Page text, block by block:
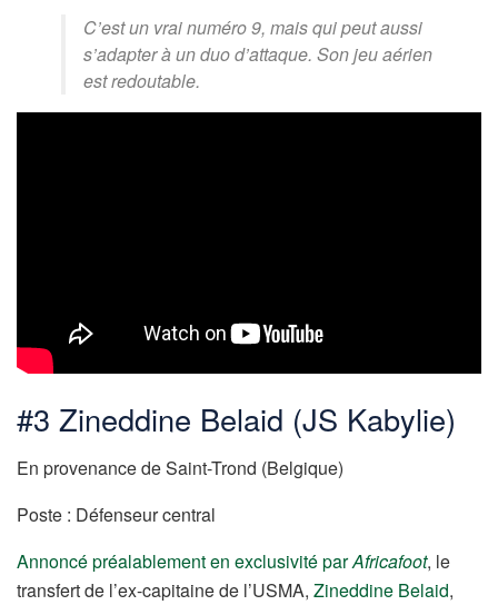
C’est un vrai numéro 9, mais qui peut aussi
s’adapter à un duo d’attaque. Son jeu aérien
est redoutable.
#3 Zineddine Belaid (JS Kabylie)
En provenance de Saint-Trond (Belgique)
Poste : Défenseur central
Annoncé préalablement en exclusivité parAfricafoot, le
transfert de l’ex-capitaine de l’USMA, Zineddine Belaid,